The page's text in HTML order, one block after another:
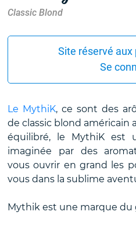
Classic Blond
Site réservé
Se
Le MythiK, ce sont des
de classic blond américain
équilibré, le MythiK est
imaginée par des
vous ouvrir en grand les
vous dans la sublime
Mythik est une marque du